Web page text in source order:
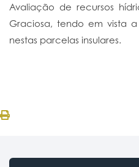
Avaliação de recursos
Graciosa, tendo em vista
nestas parcelas insulares.